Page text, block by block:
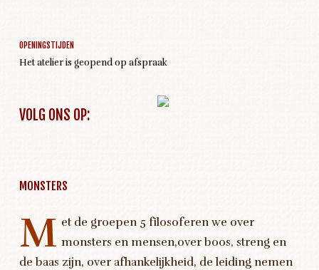
OPENINGSTIJDEN
Het atelier is geopend op afspraak
VOLG ONS OP:
MONSTERS
M et de groepen 5 filosoferen we over
monsters en mensen,over boos, streng en
de baas zijn, over afhankelijkheid, de leiding nemen